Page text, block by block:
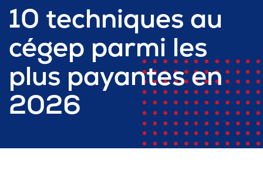
Admission
Zone étudiante
Formation continue
10 techniques au
cégep parmi les
plus payantes en
2026